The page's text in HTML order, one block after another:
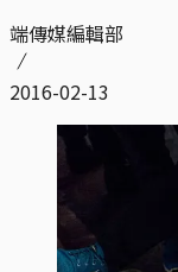
端傳媒編輯部
2016-02-13